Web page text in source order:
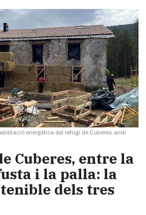
energètica del refugi de Cuberes amb
Cuberes, entre la
i la palla: la
dels tres